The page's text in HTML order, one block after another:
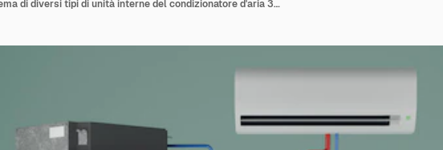
Utilizzo multisistema di diversi tipi di unità interne del condizionatore d'aria 3d render